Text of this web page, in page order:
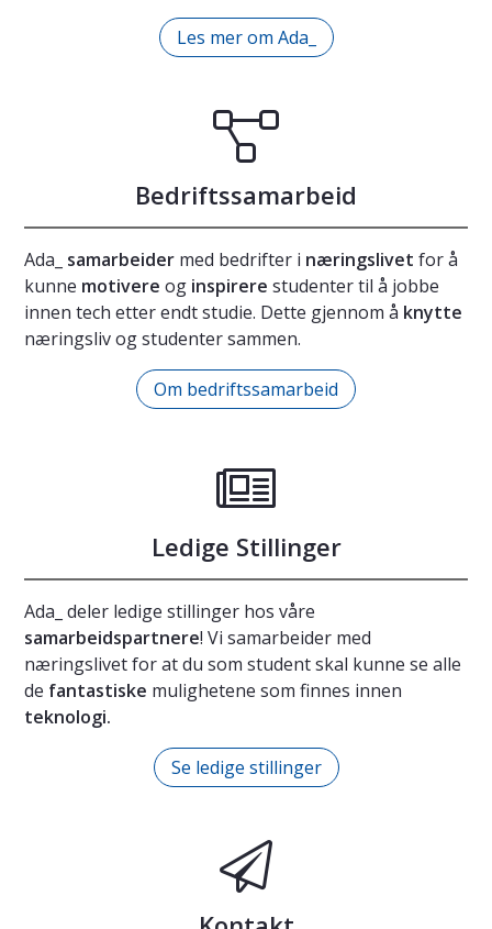
Les mer om Ada_
Bedriftssamarbeid
Ada_ samarbeider med bedrifter i næringslivet for å
kunne motivere og inspirere studenter til å jobbe
innen tech etter endt studie. Dette gjennom å knytte
næringsliv og studenter sammen.
Om bedriftssamarbeid
Ledige Stillinger
Ada_ deler ledige stillinger hos våre
samarbeidspartnere! Vi samarbeider med
næringslivet for at du som student skal kunne se alle
de fantastiske mulighetene som finnes innen
teknologi.
Se ledige stillinger